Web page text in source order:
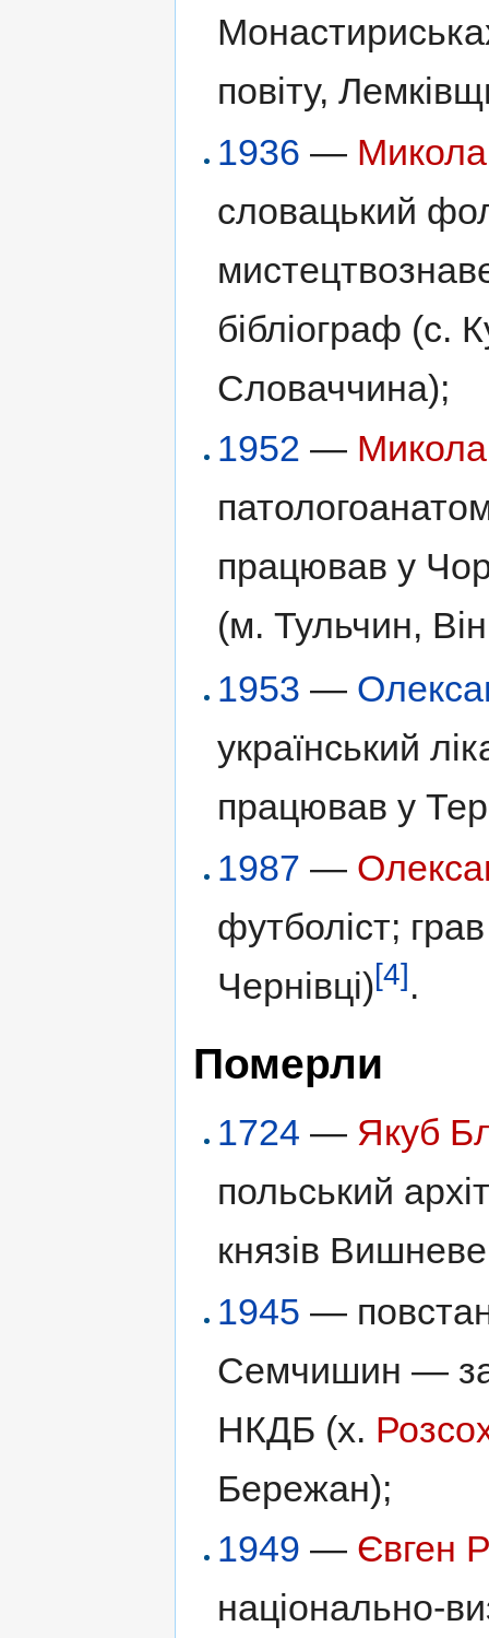
повіту,
1936 —
словацький
бібліограф (с.
Словаччина);
1952 —
працював у
(м. Тульчин,
1953 —
український
працював у
1987 —
футболіст;
Чернівці)[4].
Померли
1724 — Якуб
польський
князів
1945 —
Семчишин —
НКДБ (х.
Бережан);
1949 — Євген
національно-